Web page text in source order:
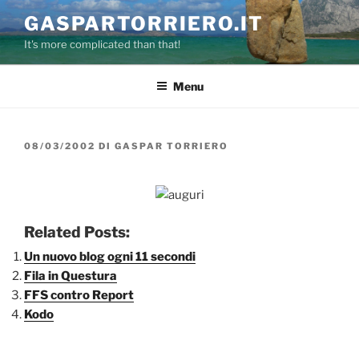
Salta
al
contenuto
GASPARTORRIERO.IT
It's more complicated than that!
Menu
PUBBLICATO
08/03/2002 DI GASPAR TORRIERO
Related Posts:
Un nuovo blog ogni 11 secondi
Fila in Questura
FFS contro Report
Kodo